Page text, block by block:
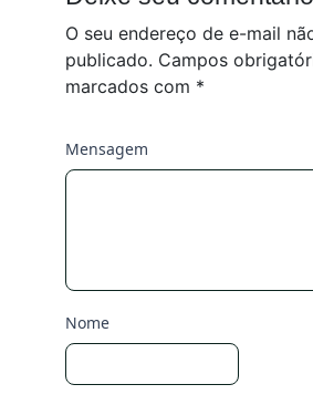
O seu endereço de e-mail
publicado. Campos
marcados com *
Mensagem
Nome